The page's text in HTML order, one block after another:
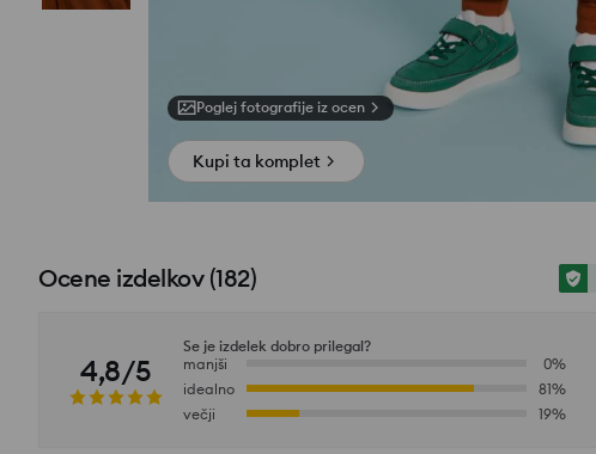
Poglej fotografije iz ocen
Kupi ta komplet
Ocene izdelkov(182)
4,8/5
Se je izdelek dobro prilegal?
manjši
0%
idealno
81%
večji
19%